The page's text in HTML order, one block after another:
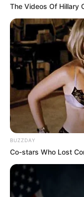
เนื้อหาที่ได้รับการโปร
The Videos Of Hillary
BUZZDAY
Co-stars Who Lost